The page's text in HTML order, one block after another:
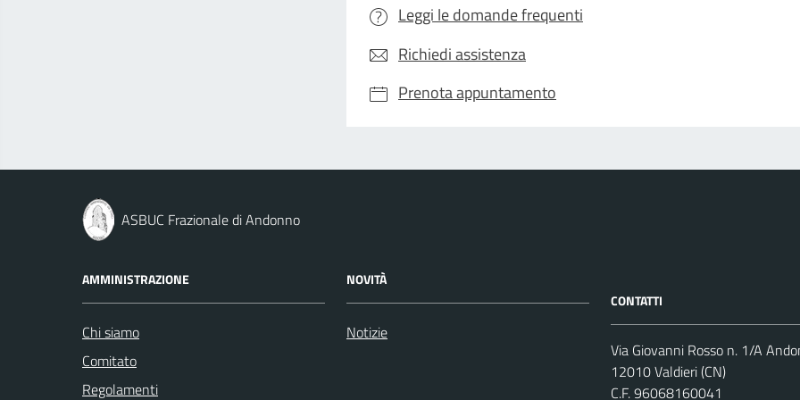
Leggi le domande frequenti
Richiedi assistenza
Prenota appuntamento
ASBUC Frazionale di Andonno
AMMINISTRAZIONE
Chi siamo
Comitato
Regolamenti
NOVITÀ
Notizie
CONTATTI
Via Giovanni Rosso n. 1/A
12010 Valdieri (CN)
C.F. 96068160041